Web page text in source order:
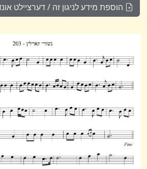
הוספת מידע לניגון זה / דערציילט אונדז